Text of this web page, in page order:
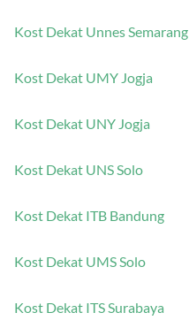
Kost Dekat Unnes Semarang
Kost Dekat UMY Jogja
Kost Dekat UNY Jogja
Kost Dekat UNS Solo
Kost Dekat ITB Bandung
Kost Dekat UMS Solo
Kost Dekat ITS Surabaya